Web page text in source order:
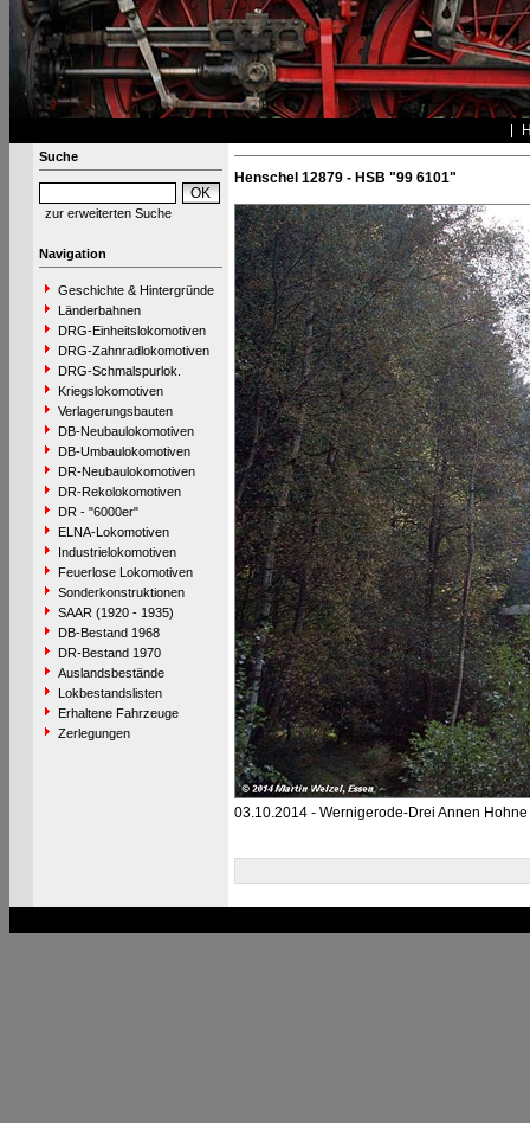
Suche
zur erweiterten Suche
Navigation
Geschichte & Hintergründe
Länderbahnen
DRG-Einheitslokomotiven
DRG-Zahnradlokomotiven
DRG-Schmalspurlok.
Kriegslokomotiven
Verlagerungsbauten
DB-Neubaulokomotiven
DB-Umbaulokomotiven
DR-Neubaulokomotiven
DR-Rekolokomotiven
DR - "6000er"
ELNA-Lokomotiven
Industrielokomotiven
Feuerlose Lokomotiven
Sonderkonstruktionen
SAAR (1920 - 1935)
DB-Bestand 1968
DR-Bestand 1970
Auslandsbestände
Lokbestandslisten
Erhaltene Fahrzeuge
Zerlegungen
Henschel 12879 - HSB "99 6101"
03.10.2014 - Wernigerode-Drei Annen Hohne